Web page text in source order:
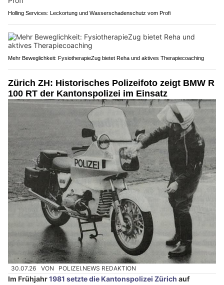
Holling Services: Leckortung und Wasserschadenschutz vom Profi
Mehr Beweglichkeit: FysiotherapieZug bietet Reha und aktives Therapiecoaching
Zürich ZH: Historisches Polizeifoto zeigt BMW R
100 RT der Kantonspolizei im Einsatz
30.07.26 VON POLIZEI.NEWS REDAKTION
Im Frühjahr1981 setzte die Kantonspolizei Zürich auf